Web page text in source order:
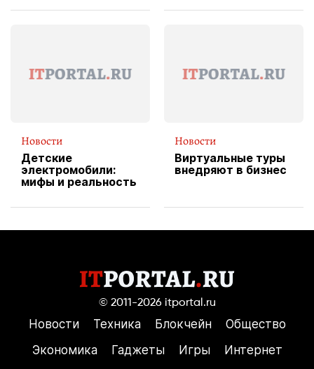
вводит
Новости
Детские
электромобили:
мифы и реальность
Новости
Виртуальные туры
внедряют в бизнес
© 2011-2026 itportal.ru
Новости Техника Блокчейн
Общество
Экономика
Гаджеты Игры
Интернет